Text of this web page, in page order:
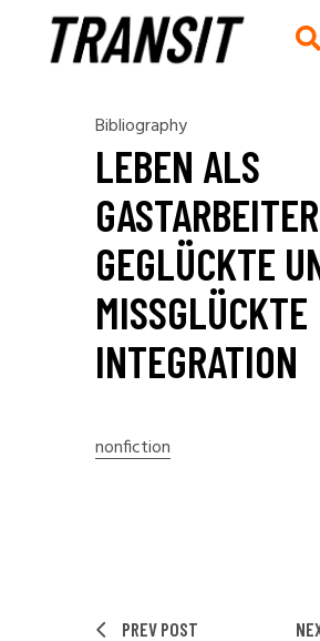
Bibliography
LEBEN ALS
GEGLÜCKTE
MISSGLÜCKTE I
NTEGRATION
nonfiction
PREV POST